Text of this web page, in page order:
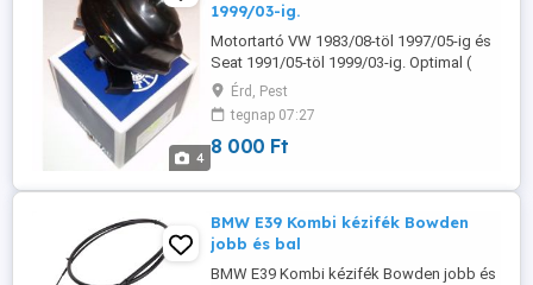
4
1999/03-ig.
Motortartó VW 1983/08-töl 1997/05-ig és
Seat 1991/05-töl 1999/03-ig. Optimal (
Német) Motortartó VW 1983/08-töl
1997/05-ig és Seat 1991/05-töl 1999/03-
ig. Vadi új dobozában. Gumi-fém
Csapágyas. 191100279E és 191100279F
Euro.
Érd, Pest
tegnap 07:27
8 000 Ft
BMW E39 Kombi kézifék Bowden
jobb és bal
BMW E39 Kombi kézifék Bowden jobb és